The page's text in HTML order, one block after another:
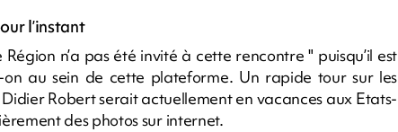
l’instant
n’a pas été invité à cette rencontre " puisqu’il est
au sein de cette plateforme. Un rapide tour sur les
Robert serait actuellement en vacances aux Etats-
des photos sur internet.